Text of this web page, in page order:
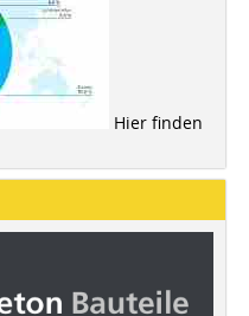
Hier finden